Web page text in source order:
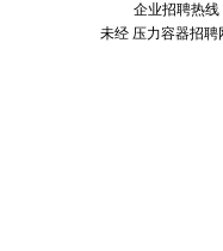
企业招聘热线
未经 压力容器招